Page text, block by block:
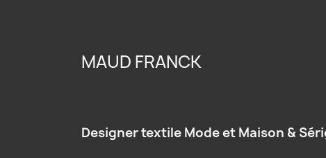
MAUD FRANCK
Designer textile Mode et Maison &